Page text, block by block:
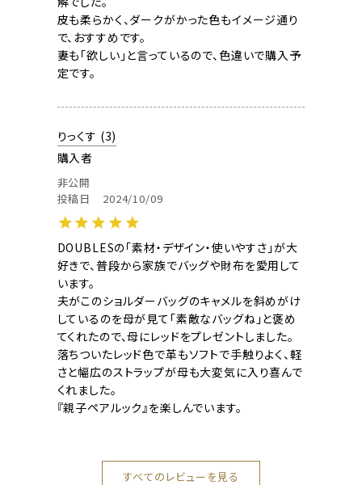
皮も柔らかく、ダークがかった色もイメージ通り
で、おすすめです。
妻も「欲しい」と言っているので、色違いで購入予
定です。
りっくす 3
購入者
非公開
投稿日
2024/10/09
DOUBLESの「素材・デザイン・使いやすさ」が大
好きで、普段から家族でバッグや財布を愛用して
います。
夫がこのショルダーバッグのキャメルを斜めがけ
しているのを母が見て「素敵なバッグね」と褒め
てくれたので、母にレッドをプレゼントしました。
落ちついたレッド色で革もソフトで手触りよく、軽
さと幅広のストラップが母も大変気に入り喜んで
くれました。
『親子ペアルック』を楽しんでいます。
すべてのレビューを見る